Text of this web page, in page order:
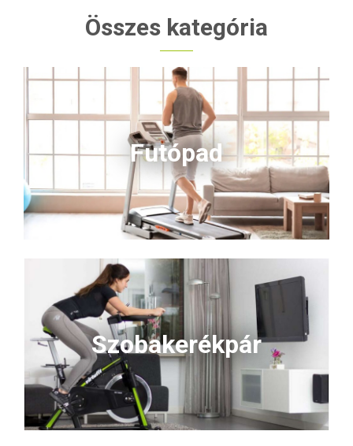
Összes kategória
Futópad
Szobakerékpár